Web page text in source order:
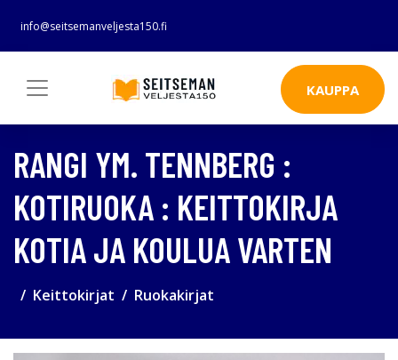
info@seitsemanveljesta150.fi
KAUPPA
RANGI YM. TENNBERG :
KOTIRUOKA : KEITTOKIRJA
KOTIA JA KOULUA VARTEN
Keittokirjat Ruokakirjat